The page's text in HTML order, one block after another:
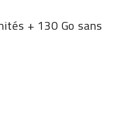
+ 130 Go sans